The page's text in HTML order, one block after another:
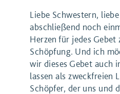
Liebe Schwestern,
abschließend noch
Herzen für jedes
Schöpfung. Und ich
wir dieses Gebet auch
lassen als zweckfreien
Schöpfer, der uns und